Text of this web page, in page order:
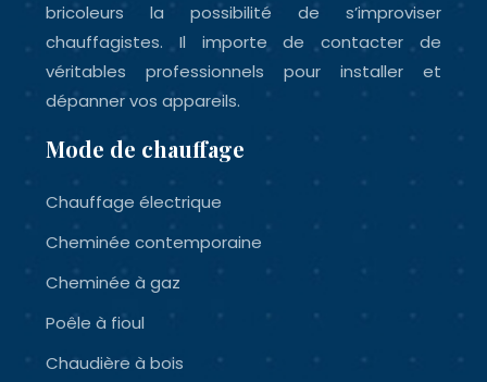
bricoleurs la possibilité de s’improviser
chauffagistes. Il importe de contacter de
véritables professionnels pour installer et
dépanner vos appareils.
Mode de chauffage
Chauffage électrique
Cheminée contemporaine
Cheminée à gaz
Poêle à fioul
Chaudière à bois